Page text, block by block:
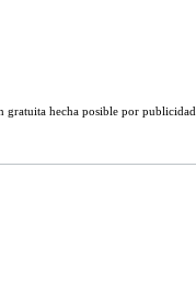
gratuita hecha posible por publicidad.